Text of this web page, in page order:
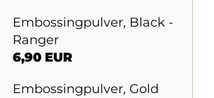
Embossingpulver, Black -
Ranger
6,90 EUR
Embossingpulver, Gold